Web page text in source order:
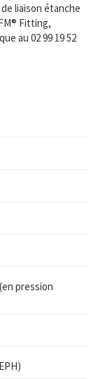
liaison étanche
Fitting,
au 02 99 19 52
pression